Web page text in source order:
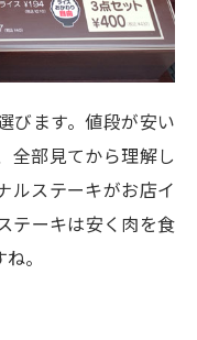
びます。値段が安い
全部見てから理解し
ルステーキがお店イ
テーキは安く肉を食
。